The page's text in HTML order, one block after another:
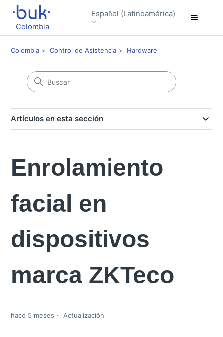
Colombia
Español (Latinoamérica)
Colombia Control de Asistencia Hardware
Artículos en esta sección
Enrolamiento
facial en
dispositivos
marca ZKTeco
hace 5 meses Actualización